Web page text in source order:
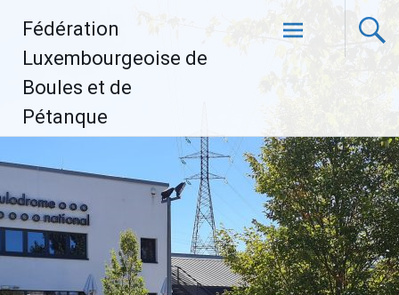
contenu
Fédération
Luxembourgeoise de
Boules et de
Pétanque